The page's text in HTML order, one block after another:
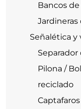
Bancos
Señalética y
Pilona /
reciclado